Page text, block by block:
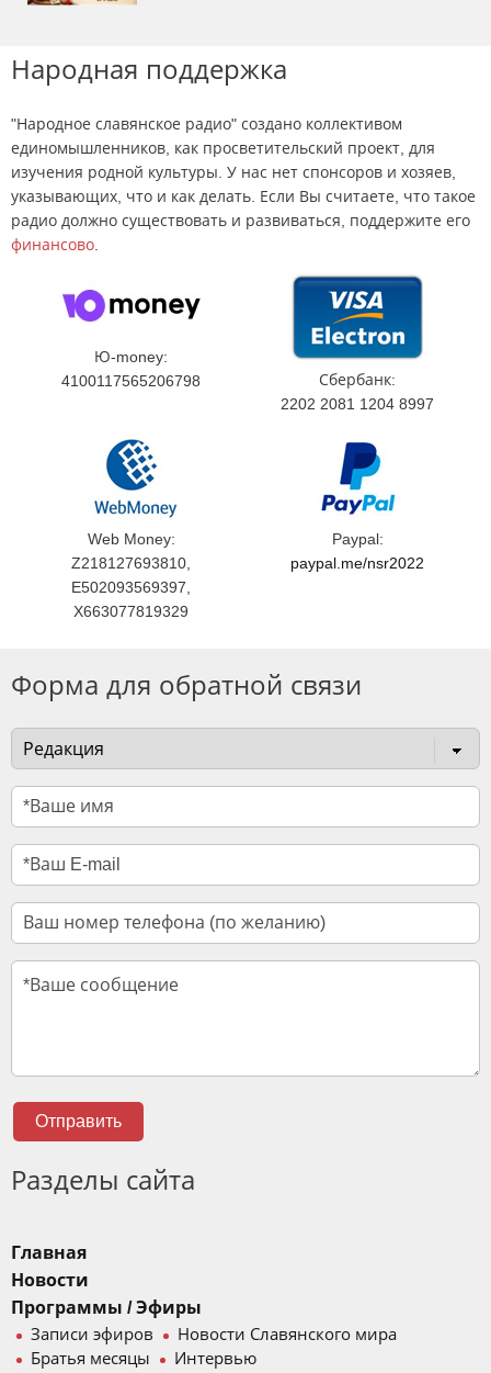
Народная поддержка
"Народное славянское радио" создано коллективом
единомышленников, как просветительский проект, для
изучения родной культуры. У нас нет спонсоров и хозяев,
указывающих, что и как делать. Если Вы считаете, что такое
радио должно существовать и развиваться, поддержите его
финансово.
Ю-money:
4100117565206798
Сбербанк:
2202 2081 1204 8997
Web Money:
Z218127693810,
E502093569397,
X663077819329
Paypal:
paypal.me/nsr2022
Форма для обратной связи
Отправить
Разделы сайта
Главная
Новости
Программы / Эфиры
Записи эфиров
Новости Славянского мира
Братья месяцы
Интервью